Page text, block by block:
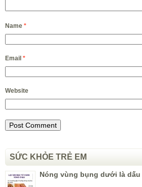
Name *
Email *
Website
SỨC KHỎE TRẺ EM
Nóng vùng bụng dưới là